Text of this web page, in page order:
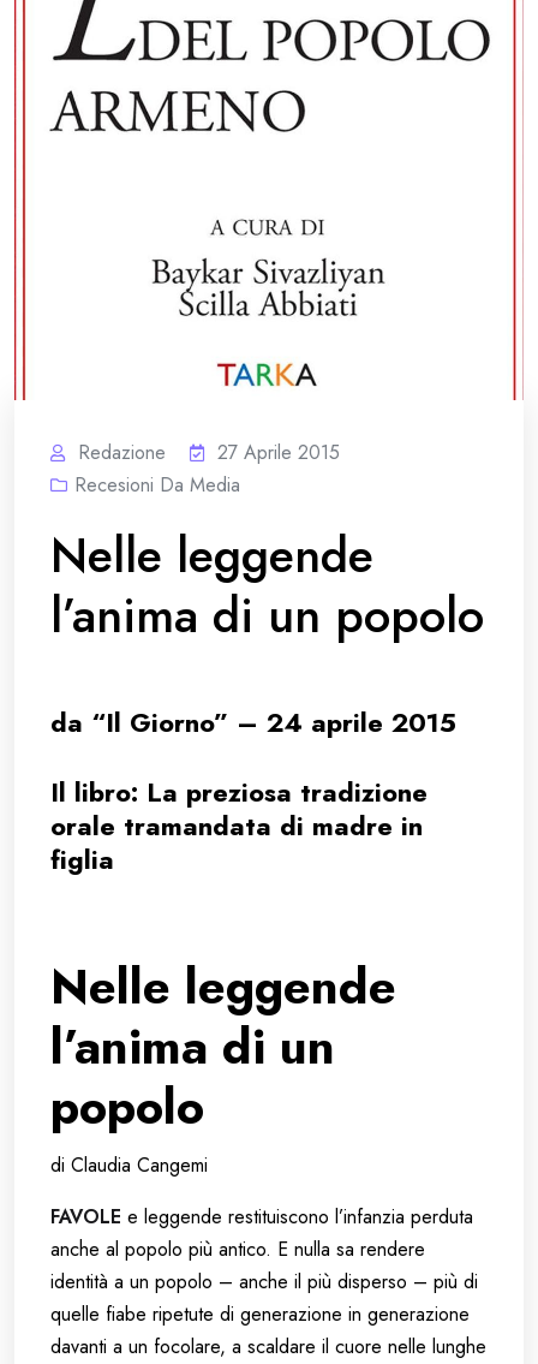
Redazione
27 Aprile 2015
Recesioni Da Media
Nelle leggende
l’anima di un popolo
da “Il Giorno” – 24 aprile 2015
Il libro: La preziosa tradizione
orale tramandata di madre in
figlia
Nelle leggende
l’anima di un
popolo
di Claudia Cangemi
FAVOLE e leggende restituiscono l’infanzia perduta
anche al popolo più antico. E nulla sa rendere
identità a un popolo – anche il più disperso – più di
quelle fiabe ripetute di generazione in generazione
davanti a un focolare, a scaldare il cuore nelle lunghe